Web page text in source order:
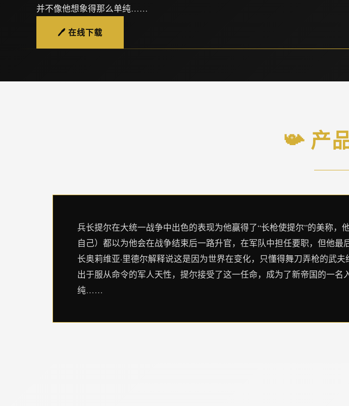
并不像他想象得那么单纯……
🖊️ 在线下载
📯 产
兵长提尔在大统一战争中出色的表现为他赢得了“长枪使提尔”的美称
自己）都以为他会在战争结束后一路升官，在军队中担任要职，但他
长奥莉维亚·里德尔解释说这是因为世界在变化，只懂得舞刀弄枪的武
出于服从命令的军人天性，提尔接受了这一任命，成为了新帝国的一
纯……